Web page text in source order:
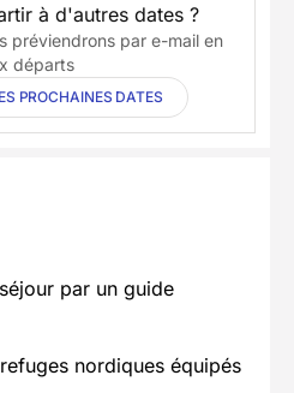
à d'autres dates ?
préviendrons par e-mail en
départs
PROCHAINES DATES
par un guide
nordiques équipés